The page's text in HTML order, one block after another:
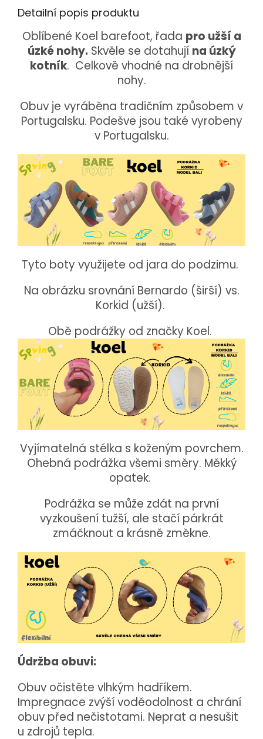
Detailní popis produktu
Oblíbené Koel barefoot, řada pro užší a
úzké nohy.Skvěle se dotahují na úzký
kotník. Celkově vhodné na drobnější
nohy.
Obuv je vyráběna tradičním způsobem v
Portugalsku. Podešve jsou také vyrobeny
v Portugalsku.
Tyto boty využijete od jara do podzimu.
Na obrázku srovnání Bernardo (širší) vs.
Korkid (užší).
Obě podrážky od značky Koel.
Vyjímatelná stélka s koženým povrchem.
Ohebná podrážka všemi směry. Měkký
opatek.
Podrážka se může zdát na první
vyzkoušení tužší, ale stačí párkrát
zmáčknout a krásně změkne.
Údržba obuvi:
Obuv očistěte vlhkým hadříkem.
Impregnace zvýší voděodolnost a chrání
obuv před nečistotami. Neprat a nesušit
u zdrojů tepla.